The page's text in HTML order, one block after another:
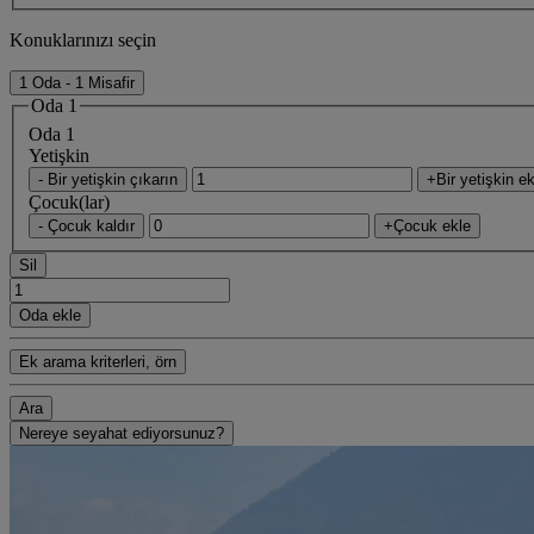
Konuklarınızı seçin
1 Oda - 1 Misafir
Oda 1
Oda 1
Yetişkin
- Bir yetişkin çıkarın +Bir yetişkin
Çocuk(lar)
- Çocuk kaldır +Çocuk ekle
Sil
Oda ekle
Ek arama kriterleri, örn
Ara
Nereye seyahat ediyorsunuz?